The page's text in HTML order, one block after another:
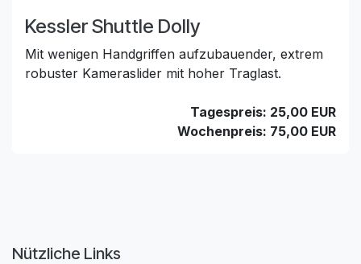
Kessler Shuttle Dolly
Mit wenigen Handgriffen aufzubauender, extrem
robuster Kameraslider mit hoher Traglast.
Tagespreis: 25,00 EUR
Wochenpreis: 75,00 EUR
Nützliche Links